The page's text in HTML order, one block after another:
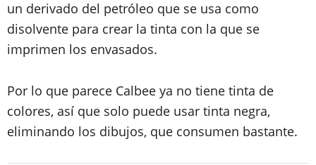
un derivado del petróleo que se usa como
disolvente para crear la tinta con la que se
imprimen los envasados.
Por lo que parece Calbee ya no tiene tinta de
colores, así que solo puede usar tinta negra,
eliminando los dibujos, que consumen bastante.